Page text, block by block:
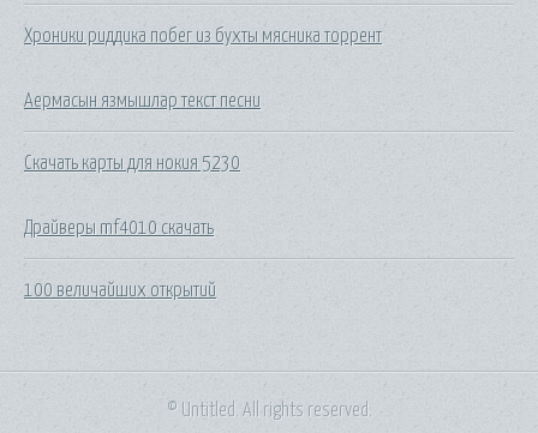
Хроники риддика побег из бухты мясника торрент
Аермасын язмышлар текст песни
Скачать карты для нокия 5230
Драйверы mf4010 скачать
100 величайших открытий
© Untitled. All rights reserved.